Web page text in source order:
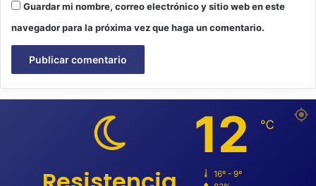
Guardar mi nombre, correo electrónico y sitio web en este
navegador para la próxima vez que haga un comentario.
12 ℃
16º - 9º